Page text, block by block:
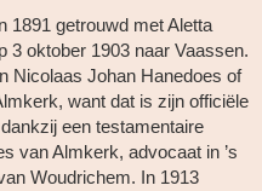
1891 getrouwd met Aletta
3 oktober 1903 naar Vaassen.
Nicolaas Johan Hanedoes of
want dat is zijn officiële
een testamentaire
van Almkerk, advocaat in ’s
Woudrichem. In 1913